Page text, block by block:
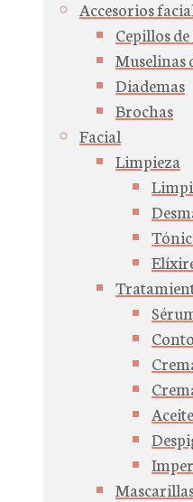
Accesorios
Cepillos
Muselinas
Diademas
Brochas
Facial
Limpieza